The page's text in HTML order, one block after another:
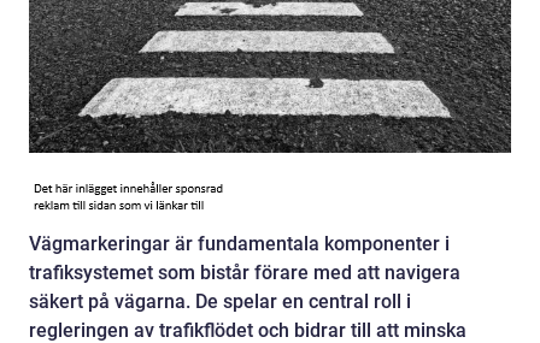
Vägmarkeringar är fundamentala komponenter i
trafiksystemet som bistår förare med att navigera
säkert på vägarna. De spelar en central roll i
regleringen av trafikflödet och bidrar till att minska